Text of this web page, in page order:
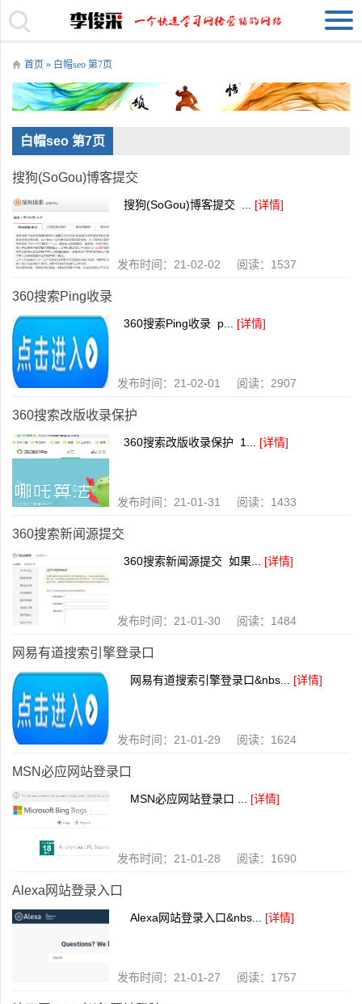
首页 » 白帽seo 第7页
白帽seo 第7页
搜狗(SoGou)博客提交
搜狗(SoGou)博客提交 ... [详情]
发布时间：21-02-02 阅读：1537
360搜索Ping收录
360搜索Ping收录 p... [详情]
发布时间：21-02-01 阅读：2907
360搜索改版收录保护
360搜索改版收录保护 1... [详情]
发布时间：21-01-31 阅读：1433
360搜索新闻源提交
360搜索新闻源提交 如果... [详情]
发布时间：21-01-30 阅读：1484
网易有道搜索引擎登录口
网易有道搜索引擎登录口&nbs... [详情]
发布时间：21-01-29 阅读：1624
MSN必应网站登录口
MSN必应网站登录口 ... [详情]
发布时间：21-01-28 阅读：1690
Alexa网站登录入口
Alexa网站登录入口&nbs... [详情]
发布时间：21-01-27 阅读：1757